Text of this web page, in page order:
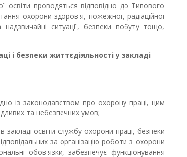
освіти проводяться відповідно до Типового
охорони здоров'я, пожежної, радіаційної
ситуації, безпеки побуту тощо,
і безпеки життєдіяльності у закладі
із законодавством про охорону праці, цим
та небезпечних умов;
освіти службу охорони праці, безпеки
за організацію роботи з охорони
обов'язки, забезпечує функціонування